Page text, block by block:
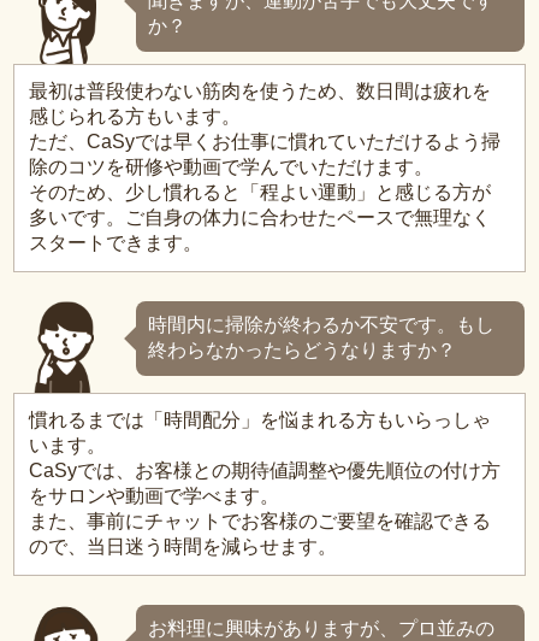
か？
最初は普段使わない筋肉を使うため、数日間は疲れを
感じられる方もいます。
ただ、CaSyでは早くお仕事に慣れていただけるよう掃
除のコツを研修や動画で学んでいただけます。
そのため、少し慣れると「程よい運動」と感じる方が
多いです。ご自身の体力に合わせたペースで無理なく
スタートできます。
時間内に掃除が終わるか不安です。もし
終わらなかったらどうなりますか？
慣れるまでは「時間配分」を悩まれる方もいらっしゃ
います。
CaSyでは、お客様との期待値調整や優先順位の付け方
をサロンや動画で学べます。
また、事前にチャットでお客様のご要望を確認できる
ので、当日迷う時間を減らせます。
お料理に興味がありますが、プロ並みの